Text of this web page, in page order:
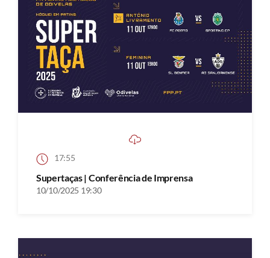
17:55
Supertaças | Conferência de Imprensa
10/10/2025 19:30